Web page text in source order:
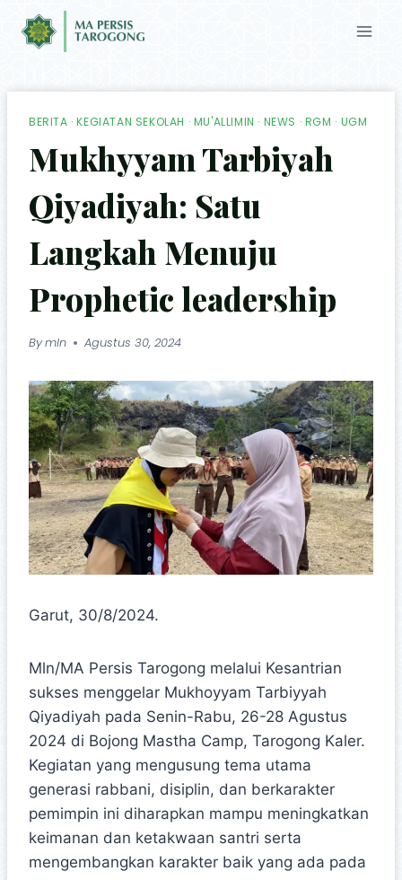
BERITA ·KEGIATAN SEKOLAH · MU'ALLIMIN · NEWS · RGM · UGM
Mukhyyam Tarbiyah
Qiyadiyah: Satu
Langkah Menuju
Prophetic leadership
Bymln Agustus 30, 2024
Garut, 30/8/2024.
Mln/MA Persis Tarogong melalui Kesantrian
sukses menggelar Mukhoyyam Tarbiyyah
Qiyadiyah pada Senin-Rabu, 26-28 Agustus
2024 di Bojong Mastha Camp, Tarogong Kaler.
Kegiatan yang mengusung tema utama
generasi rabbani, disiplin, dan berkarakter
pemimpin ini diharapkan mampu meningkatkan
keimanan dan ketakwaan santri serta
mengembangkan karakter baik yang ada pada